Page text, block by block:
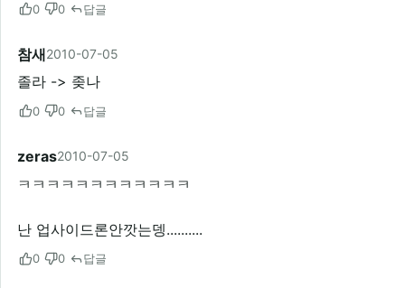
0 0 답글
참새2010-07-05
졸라 -> 좆나
0 0 답글
zeras2010-07-05
ㅋㅋㅋㅋㅋㅋㅋㅋㅋㅋㅋㅋ
난 업사이드론안깟는뎅..........
0 0 답글